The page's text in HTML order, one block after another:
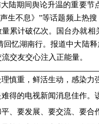
期间舆论升温的重要节
生不息》”等话题频上热
累计破亿次。国台办就相
忆湖南行。报道中大陆
交友交心注入正能量。
重，鲜活生动，感染力
得的电视新闻消息佳作。
、要发展、要交流、要合